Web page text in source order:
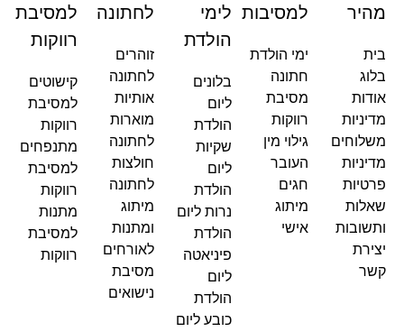
מהיר
בית
בלוג
אודות
מדיניות
משלוחים
מדיניות
פרטיות
שאלות
ותשובות
יצירת
קשר
למסיבות
ימי הולדת
חתונה
מסיבת
רווקות
גילוי מין
העובר
חגים
מיתוג
אישי
לימי
הולדת
בלונים
ליום
הולדת
שקיות
ליום
הולדת
נרות ליום
הולדת
פיניאטה
ליום
הולדת
כובע ליום
לחתונה
זוהרים
לחתונה
אותיות
מוארות
לחתונה
חולצות
לחתונה
מיתוג
ומתנות
לאורחים
מסיבת
נישואים
למסיבת
רווקות
קישוטים
למסיבת
רווקות
מתנפחים
למסיבת
רווקות
מתנות
למסיבת
רווקות